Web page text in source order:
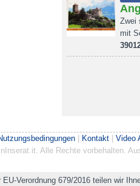
Zwei
mit
| Kontakt | Video
Alle Rechte vorbehalten.
Verordnung 679/2016 teilen wir